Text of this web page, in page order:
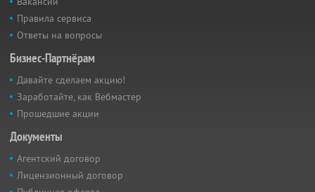
Правила сервиса
Ответы на вопросы
Бизнес-Партнёрам
Давайте сделаем акцию!
Заработайте, как Вебмастер
Прошедшие акции
Документы
Агентский договор
Лицензионный договор